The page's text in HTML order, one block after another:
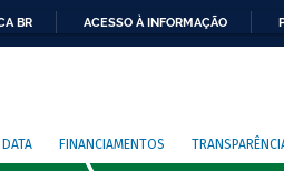
BR ACESSO À INFORMAÇÃO
FINANCIAMENTOS